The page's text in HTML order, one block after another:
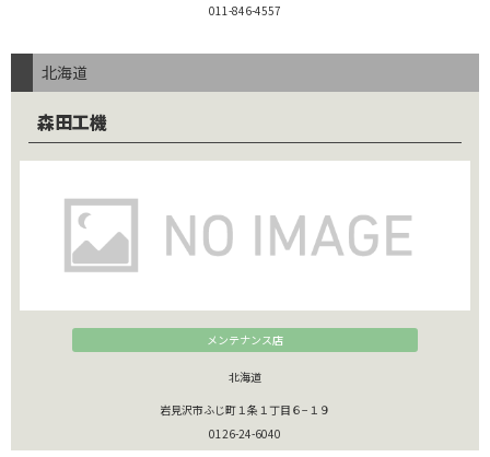
011-846-4557
北海道
森田工機
メンテナンス店
北海道
岩見沢市ふじ町１条１丁目６−１９
0126-24-6040